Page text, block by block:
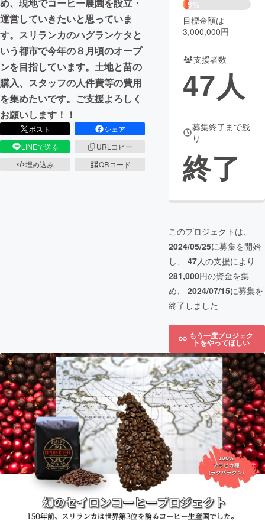
CAMPFIREふるさと納税
コミュニティ
運営していきたいと思っていま
す。スリランカのハグランケタと
いう都市で今年の８月頃のオープ
ンを目指しています。土地と苗の
購入、スタッフの人件費等の費用
を集めたいです。ご支援よろしく
お願いします！！
ポスト
シェア
LINEで送る
URLコピー
埋め込み
QRコード
9%
目標金額は
3,000,000円
支援者数
47人
募集終了まで残
り
終了
このプロジェクトは、
2024/05/25に募集を開始
し、 47人の支援により
281,000円の資金を集
め、 2024/07/15に募集を
終了しました
もう一度プロジェク
トをやってほしい